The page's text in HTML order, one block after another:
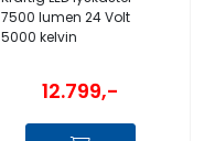
7500 lumen 24 Volt
5000 kelvin
12.799,-